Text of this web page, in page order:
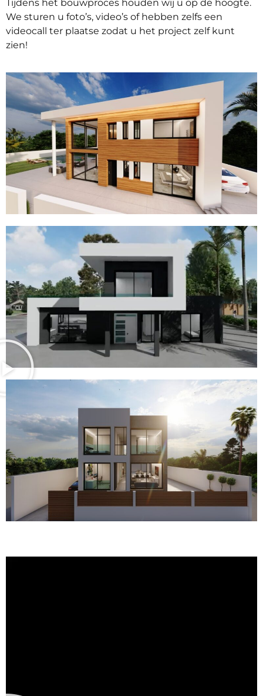
Tijdens het bouwproces houden wij u op de hoogte.
We sturen u foto’s, video’s of hebben zelfs een
videocall ter plaatse zodat u het project zelf kunt
zien!